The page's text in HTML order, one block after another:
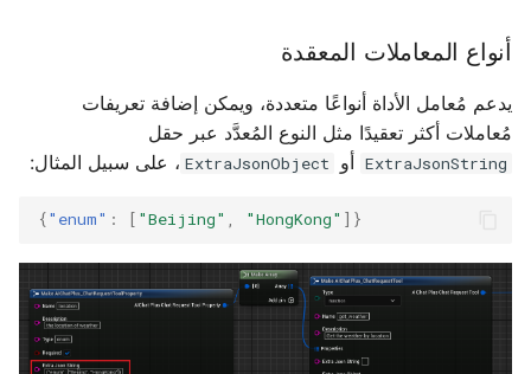
أنواع المعاملات المعقدة
يدعم مُعامل الأداة أنواعًا متعددة، ويمكن إضافة تعريفات
مُعاملات أكثر تعقيدًا مثل النوع المُعدَّد عبر حقل
ExtraJsonString أو ExtraJsonObject ، على سبيل المثال:
{"enum" : [ "Beijing" , "HongKong" ]}